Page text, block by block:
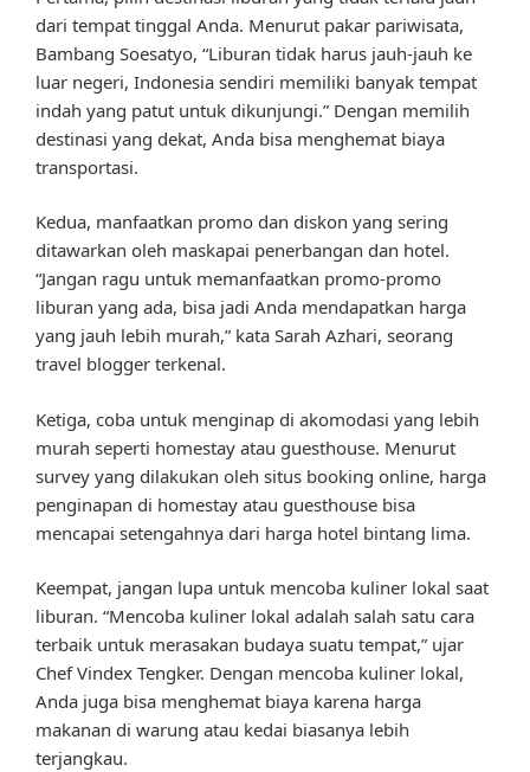
dari tempat tinggal Anda. Menurut pakar pariwisata,
Bambang Soesatyo, “Liburan tidak harus jauh-jauh ke
luar negeri, Indonesia sendiri memiliki banyak tempat
indah yang patut untuk dikunjungi.” Dengan memilih
destinasi yang dekat, Anda bisa menghemat biaya
transportasi.
Kedua, manfaatkan promo dan diskon yang sering
ditawarkan oleh maskapai penerbangan dan hotel.
“Jangan ragu untuk memanfaatkan promo-promo
liburan yang ada, bisa jadi Anda mendapatkan harga
yang jauh lebih murah,” kata Sarah Azhari, seorang
travel blogger terkenal.
Ketiga, coba untuk menginap di akomodasi yang lebih
murah seperti homestay atau guesthouse. Menurut
survey yang dilakukan oleh situs booking online, harga
penginapan di homestay atau guesthouse bisa
mencapai setengahnya dari harga hotel bintang lima.
Keempat, jangan lupa untuk mencoba kuliner lokal saat
liburan. “Mencoba kuliner lokal adalah salah satu cara
terbaik untuk merasakan budaya suatu tempat,” ujar
Chef Vindex Tengker. Dengan mencoba kuliner lokal,
Anda juga bisa menghemat biaya karena harga
makanan di warung atau kedai biasanya lebih
terjangkau.